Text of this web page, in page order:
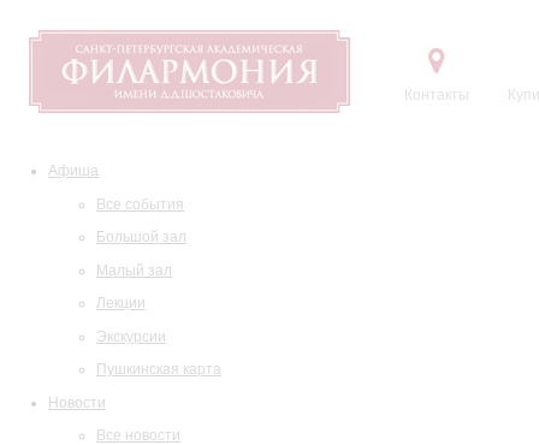
Контакты
Афиша
Все события
Большой зал
Малый зал
Лекции
Экскурсии
Пушкинская карта
Новости
Все новости